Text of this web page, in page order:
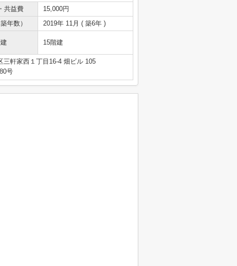
共益費
15,000円
年数） 2019年 11月 ( 築6年 )
15階建
三軒家西１丁目16-4 畑ビル 105
号